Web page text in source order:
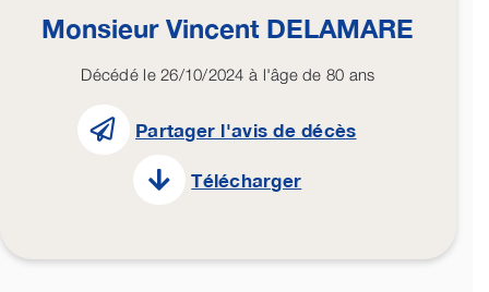
Monsieur Vincent DELAMARE
Décédé le 26/10/2024 à l'âge de 80 ans
Partager l'avis de décès
Télécharger